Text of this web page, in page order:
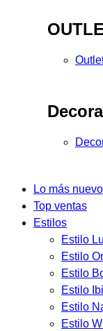
Lo más nuevo
Top ventas
Estilos
Estilo
Estilo
Estilo
Estilo
Estilo
Estilo